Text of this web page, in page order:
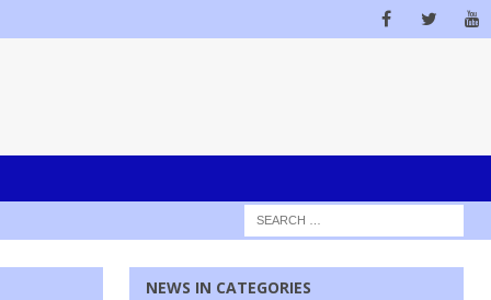
NEWS IN CATEGORIES